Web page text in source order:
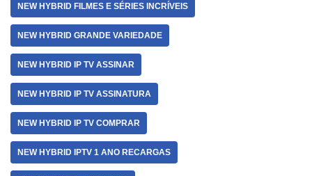
NEW HYBRID FILMES E SÉRIES INCRÍVEIS
NEW HYBRID GRANDE VARIEDADE
NEW HYBRID IP TV ASSINAR
NEW HYBRID IP TV ASSINATURA
NEW HYBRID IP TV COMPRAR
NEW HYBRID IPTV 1 ANO RECARGAS